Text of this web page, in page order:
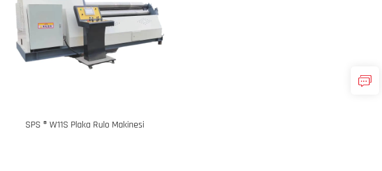
SPS ® W11S Plaka Rulo Makinesi